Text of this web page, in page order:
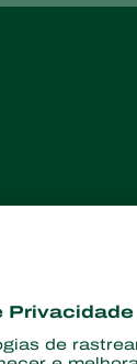
aqui